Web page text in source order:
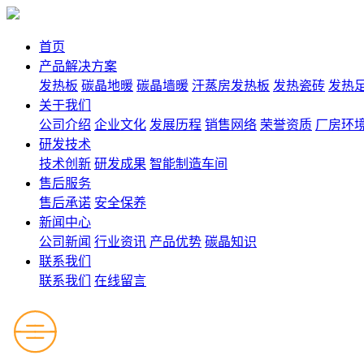
首页
产品解决方案
发热板 碳晶地暖 碳晶墙暖 汗蒸房发热板 发热瓷砖 发热
关于我们
公司介绍 企业文化 发展历程 销售网络 荣誉资质 厂房环
研发技术
技术创新 研发成果 智能制造车间
售后服务
售后承诺 安全保养
新闻中心
公司新闻 行业资讯 产品优势 碳晶知识
联系我们
联系我们
在线留言